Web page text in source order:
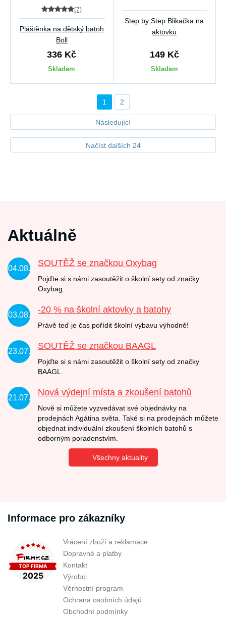
(7)
Pláštěnka na dětský batoh
Boll
336 Kč
Skladem
Step by Step Blikačka na
aktovku
149 Kč
Skladem
1 2
Následující
Načíst dalších 24
Aktuálně
04.08.
SOUTĚŽ se značkou Oxybag
Pojďte si s námi zasoutěžit o školní sety od značky
Oxybag.
03.08.
-20 % na školní aktovky a batohy
Právě teď je čas pořídit školní výbavu výhodně!
23.07.
SOUTĚŽ se značkou BAAGL
Pojďte si s námi zasoutěžit o školní sety od značky
BAAGL.
21.07.
Nová výdejní místa a zkoušení batohů
Nově si můžete vyzvedávat své objednávky na
prodejnách Agátina světa. Také si na prodejnách můžete
objednat individuální zkoušení školních batohů s
odborným poradenstvím.
Všechny aktuality
Informace pro zákazníky
Vrácení zboží a reklamace
Dopravné a platby
Kontakt
Výrobci
Věrnostní program
Ochrana osobních údajů
Obchodní podmínky